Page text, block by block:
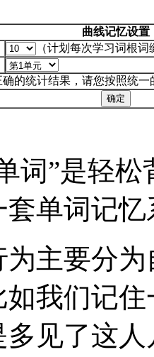
曲线记忆设置
（计划每次学习词根词
确的统计结果，请您按照统
词”是轻
单词记
为主要分
如我们记
多见了这